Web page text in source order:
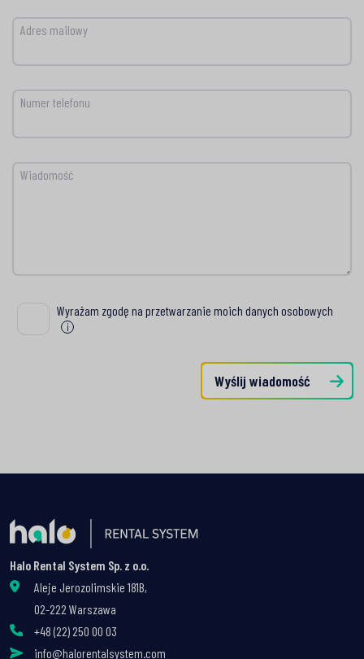
Adres mailowy
Numer telefonu
Wiadomość
Wyrażam zgodę na przetwarzanie moich danych osobowych
Wyrażam zgodę na przetwarzanie moich danych osobowych
i
Wyślij wiadomość
Halo Rental System Sp. z o.o.
Aleje Jerozolimskie 181B,
02-222 Warszawa
+48 (22) 250 00 03
info@halorentalsystem.com